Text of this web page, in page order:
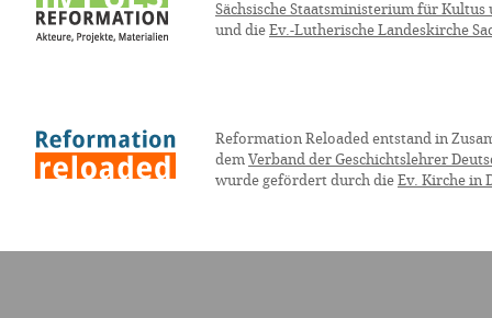
Sächsische Staatsministerium für Kultus
und die Ev.-Lutherische Landeskirche
Reformation Reloaded entstand in
dem Verband der Geschichtslehrer
wurde gefördert durch die Ev. Kirche in